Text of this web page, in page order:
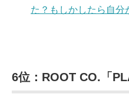
た？もしかしたら自分
6位：ROOT CO.「